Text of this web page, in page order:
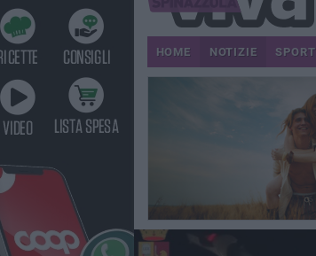
HOME NOTIZIE SPORT